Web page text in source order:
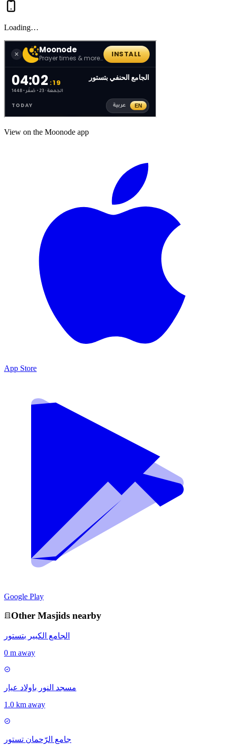
Loading…
View on the Moonode app
App Store
Google Play
Other Masjids nearby
الجامع الكبير بتستور
0 m away
مسجد النور باولاد عيار
1.0 km away
جامع الرّحمان تستور